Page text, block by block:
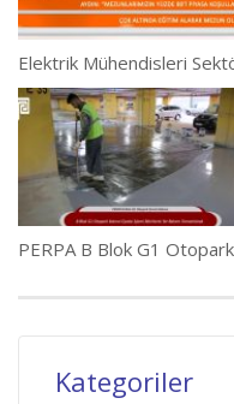
Kategoriler